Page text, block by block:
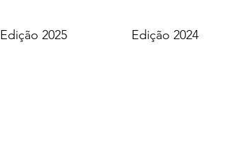
Edição 2025 Edição 2024